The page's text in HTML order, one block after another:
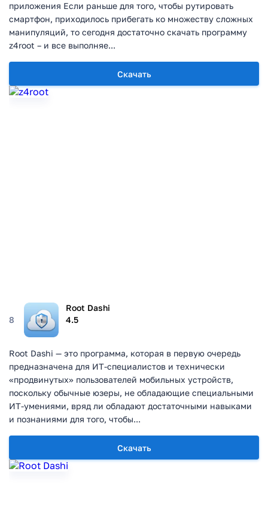
Скачать
приложения Если раньше для того, чтобы рутировать
смартфон, приходилось прибегать ко множеству сложных
манипуляций, то сегодня достаточно скачать программу
z4root – и все выполняе...
8
Root Dashi
4.5
Скачать
Root Dashi — это программа, которая в первую очередь
предназначена для ИТ-специалистов и технически
«продвинутых» пользователей мобильных устройств,
поскольку обычные юзеры, не обладающие специальными
ИТ-умениями, вряд ли обладают достаточными навыками
и познаниями для того, чтобы...